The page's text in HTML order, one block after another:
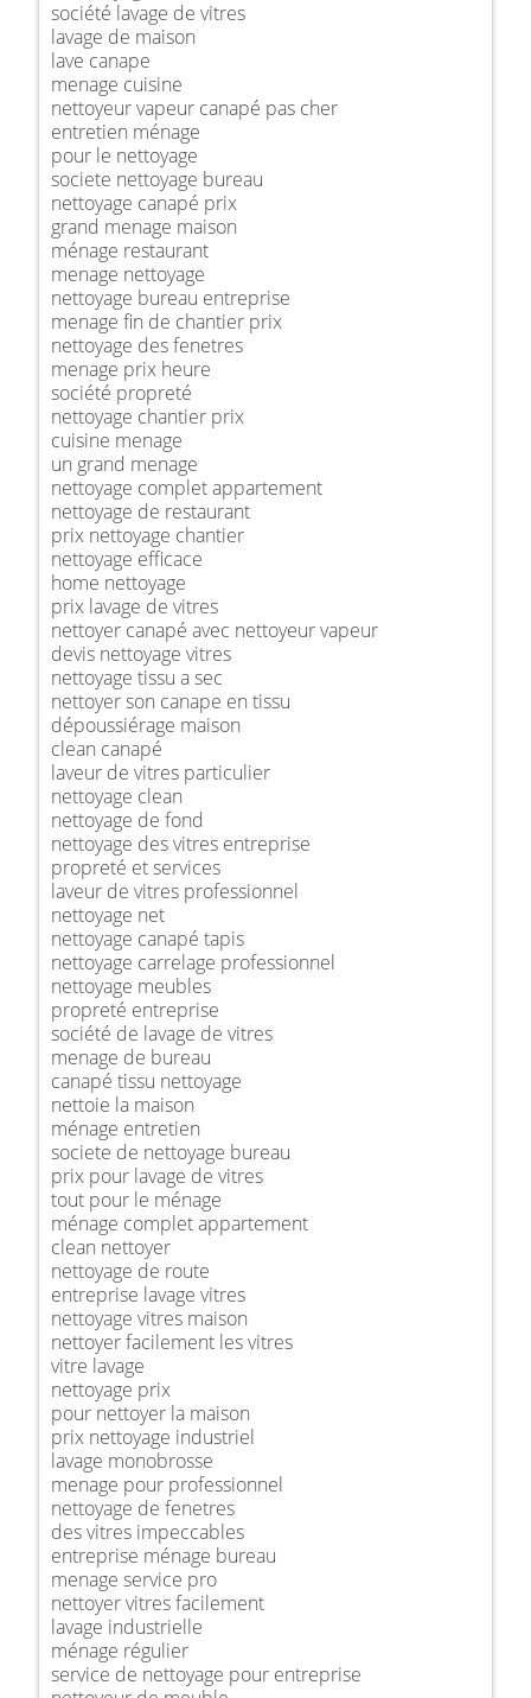
société lavage de vitres
lavage de maison
lave canape
menage cuisine
nettoyeur vapeur canapé pas cher
entretien ménage
pour le nettoyage
societe nettoyage bureau
nettoyage canapé prix
grand menage maison
ménage restaurant
menage nettoyage
nettoyage bureau entreprise
menage fin de chantier prix
nettoyage des fenetres
menage prix heure
société propreté
nettoyage chantier prix
cuisine menage
un grand menage
nettoyage complet appartement
nettoyage de restaurant
prix nettoyage chantier
nettoyage efficace
home nettoyage
prix lavage de vitres
nettoyer canapé avec nettoyeur vapeur
devis nettoyage vitres
nettoyage tissu a sec
nettoyer son canape en tissu
dépoussiérage maison
clean canapé
laveur de vitres particulier
nettoyage clean
nettoyage de fond
nettoyage des vitres entreprise
propreté et services
laveur de vitres professionnel
nettoyage net
nettoyage canapé tapis
nettoyage carrelage professionnel
nettoyage meubles
propreté entreprise
société de lavage de vitres
menage de bureau
canapé tissu nettoyage
nettoie la maison
ménage entretien
societe de nettoyage bureau
prix pour lavage de vitres
tout pour le ménage
ménage complet appartement
clean nettoyer
nettoyage de route
entreprise lavage vitres
nettoyage vitres maison
nettoyer facilement les vitres
vitre lavage
nettoyage prix
pour nettoyer la maison
prix nettoyage industriel
lavage monobrosse
menage pour professionnel
nettoyage de fenetres
des vitres impeccables
entreprise ménage bureau
menage service pro
nettoyer vitres facilement
lavage industrielle
ménage régulier
service de nettoyage pour entreprise